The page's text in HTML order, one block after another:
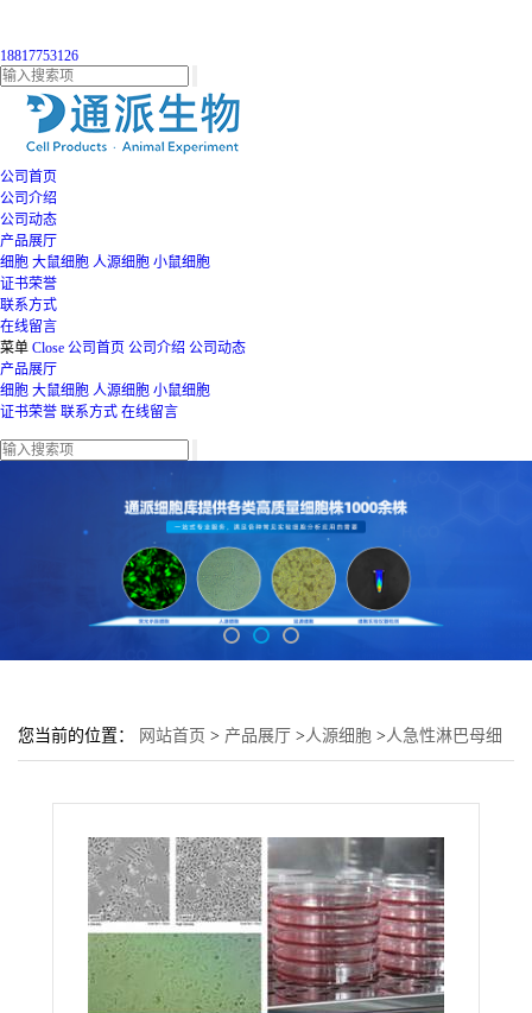
18817753126
公司首页
公司介绍
公司动态
产品展厅
细胞 大鼠细胞 人源细胞 小鼠细胞
证书荣誉
联系方式
在线留言
菜单 Close 公司首页 公司介绍 公司动态
产品展厅
细胞 大鼠细胞 人源细胞 小鼠细胞
证书荣誉 联系方式 在线留言
您当前的位置： 网站首页 > 产品展厅 >人源细胞 >人急性淋巴母细